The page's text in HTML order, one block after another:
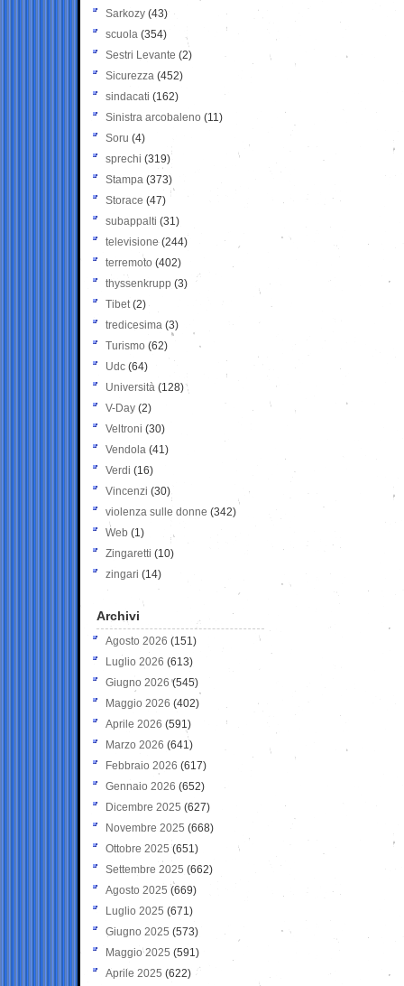
Sarkozy (43)
scuola (354)
Sestri Levante (2)
Sicurezza (452)
sindacati (162)
Sinistra arcobaleno (11)
Soru (4)
sprechi (319)
Stampa (373)
Storace (47)
subappalti (31)
televisione(244)
terremoto (402)
thyssenkrupp (3)
Tibet(2)
tredicesima (3)
Turismo (62)
Udc (64)
Università (128)
V-Day (2)
Veltroni (30)
Vendola (41)
Verdi (16)
Vincenzi (30)
violenza sulle donne (342)
Web (1)
Zingaretti (10)
zingari (14)
Archivi
Agosto 2026 (151)
Luglio 2026 (613)
Giugno 2026 (545)
Maggio 2026 (402)
Aprile 2026 (591)
Marzo 2026 (641)
Febbraio 2026 (617)
Gennaio 2026 (652)
Dicembre 2025 (627)
Novembre 2025 (668)
Ottobre 2025 (651)
Settembre 2025 (662)
Agosto 2025 (669)
Luglio 2025 (671)
Giugno 2025 (573)
Maggio 2025 (591)
Aprile 2025 (622)